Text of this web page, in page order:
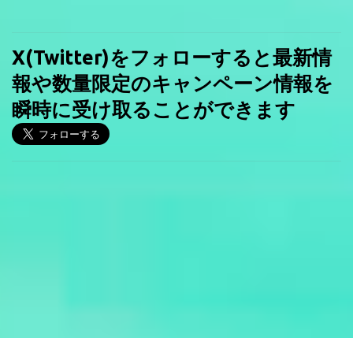
X(Twitter)をフォローすると最新情
報や数量限定のキャンペーン情報を
瞬時に受け取ることができます